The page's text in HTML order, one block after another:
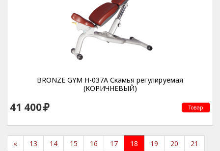
BRONZE GYM H-037A Скамья регулируемая
(КОРИЧНЕВЫЙ)
41 400 Товар
« 13 14 15 16 17 18 19 20
21